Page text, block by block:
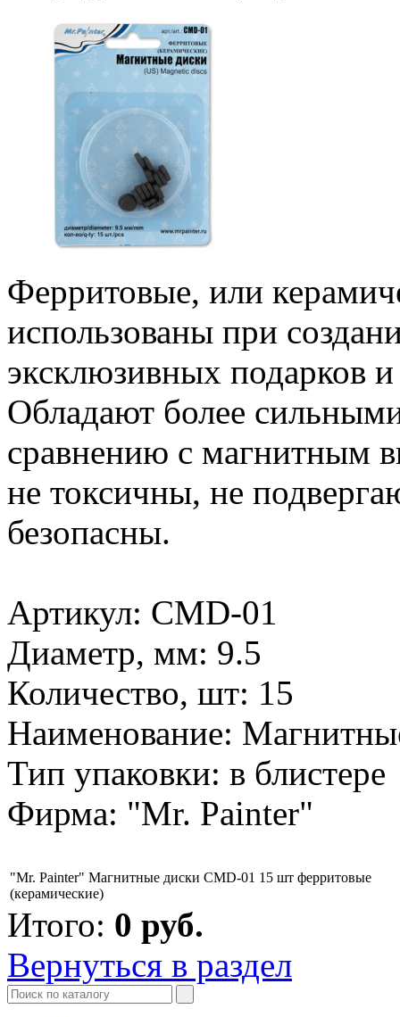
Ферритовые, или
использованы при
эксклюзивных подарков
Обладают более
сравнению с магнитным
не токсичны, не
безопасны.
Артикул: CMD-01
Диаметр, мм: 9.5
Количество, шт: 15
Наименование:
Тип упаковки: в блистере
Фирма: "Mr. Painter"
"Mr. Painter" Магнитные диски CMD-01 15 шт ферритовые
(керамические)
Итого: 0 руб.
Вернуться в раздел